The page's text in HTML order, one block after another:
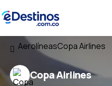
AerolíneasCopa Airlines
Copa Airlines